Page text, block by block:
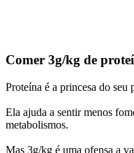
Comer 3g/kg de
Proteína é a princesa do seu
Ela ajuda a sentir menos
metabolismos.
Mas 3g/kg é uma ofensa a